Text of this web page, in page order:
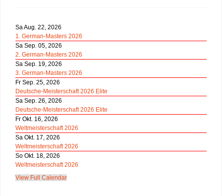
Sa Aug. 22, 2026
1. German-Masters 2026
Sa Sep. 05, 2026
2. German-Masters 2026
Sa Sep. 19, 2026
3. German-Masters 2026
Fr Sep. 25, 2026
Deutsche-Meisterschaft 2026 Elite
Sa Sep. 26, 2026
Deutsche-Meisterschaft 2026 Elite
Fr Okt. 16, 2026
Weltmeisterschaft 2026
Sa Okt. 17, 2026
Weltmeisterschaft 2026
So Okt. 18, 2026
Weltmeisterschaft 2026
View Full Calendar